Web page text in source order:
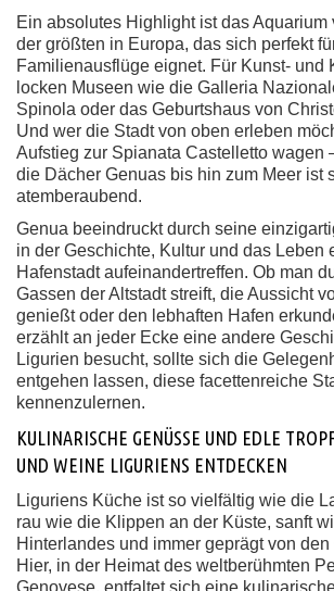
Ein absolutes Highlight ist das Aquarium
der größten in Europa, das sich perfekt
Familienausflüge eignet. Für Kunst- und
locken Museen wie die Galleria
Spinola oder das Geburtshaus von
Und wer die Stadt von oben erleben
Aufstieg zur Spianata Castelletto wagen
die Dächer Genuas bis hin zum Meer ist
atemberaubend.
Genua beeindruckt durch seine
in der Geschichte, Kultur und das Leben
Hafenstadt aufeinandertreffen. Ob man
Gassen der Altstadt streift, die Aussicht
genießt oder den lebhaften Hafen
erzählt an jeder Ecke eine andere
Ligurien besucht, sollte sich die
entgehen lassen, diese facettenreiche
kennenzulernen.
KULINARISCHE GENÜSSE UND EDLE
UND WEINE LIGURIENS ENTDECKEN
Liguriens Küche ist so vielfältig wie die
rau wie die Klippen an der Küste, sanft
Hinterlandes und immer geprägt von den
Hier, in der Heimat des weltberühmten
Genovese, entfaltet sich eine